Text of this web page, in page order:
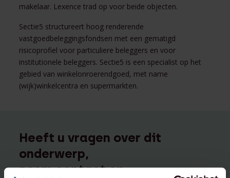
makelaar. Lexence trad op voor beide objecten.
Sectie5 structureert hoog renderende
vastgoedbeleggingsfondsen met een gematigd
risicoprofiel voor particuliere beleggers en voor
institutionele beleggers. Sectie5 is een specialist op het
gebied van winkelonroerendgoed, met name
(wijk)winkelcentra en supermarkten.
Heeft u vragen over dit
onderwerp,
neem contact op: